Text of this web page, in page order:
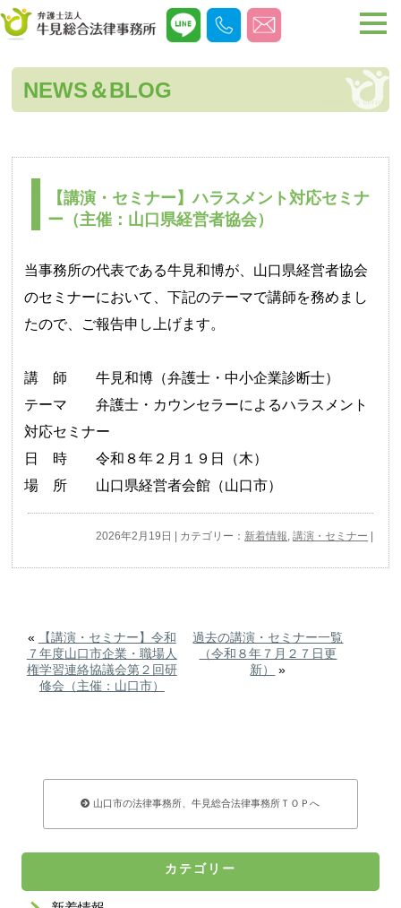
NEWS＆BLOG
【講演・セミナー】ハラスメント対応セミナ
ー（主催：山口県経営者協会）
当事務所の代表である牛見和博が、山口県経営者協会
のセミナーにおいて、下記のテーマで講師を務めまし
たので、ご報告申し上げます。
講 師 牛見和博（弁護士・中小企業診断士）
テーマ 弁護士・カウンセラーによるハラスメント
対応セミナー
日 時 令和８年２月１９日（木）
場 所 山口県経営者会館（山口市）
2026年2月19日 | カテゴリー： 新着情報,講演・セミナー
«
【講演・セミナー】令和
７年度山口市企業・職場人
権学習連絡協議会第２回研
修会（主催：山口市）
過去の講演・セミナー一覧
（令和８年７月２７日更
新）
»
山口市の法律事務所、牛見総合法律事務所ＴＯＰへ
カテゴリー